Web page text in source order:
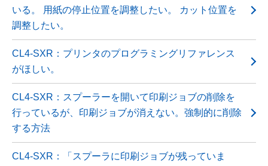
いる。 用紙の停止位置を調整したい。 カット位置を
調整したい。
CL4-SXR：プリンタのプログラミングリファレンス
がほしい。
CL4-SXR：スプーラーを開いて印刷ジョブの削除を
行っているが、印刷ジョブが消えない。強制的に削除
する方法
CL4-SXR：「スプーラに印刷ジョブが残っていま